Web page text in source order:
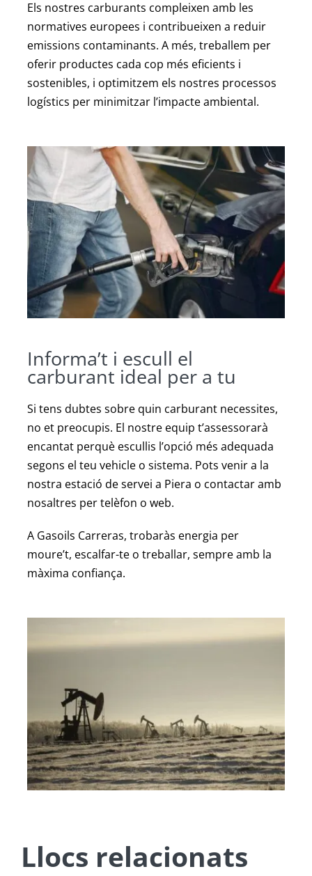
Els nostres carburants compleixen amb les
normatives europees i contribueixen a reduir
emissions contaminants. A més, treballem per
oferir productes cada cop més eficients i
sostenibles, i optimitzem els nostres processos
logístics per minimitzar l’impacte ambiental.
Informa’t i escull el
carburant ideal per a tu
Si tens dubtes sobre quin carburant necessites,
no et preocupis. El nostre equip t’assessorarà
encantat perquè escullis l’opció més adequada
segons el teu vehicle o sistema. Pots venir a la
nostra estació de servei a Piera o contactar amb
nosaltres per telèfon o web.
A Gasoils Carreras, trobaràs energia per
moure’t, escalfar-te o treballar, sempre amb la
màxima confiança.
Llocs relacionats